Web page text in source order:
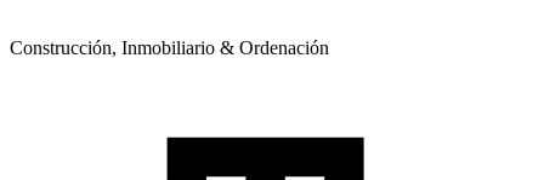
Construcción, Inmobiliario & Ordenación